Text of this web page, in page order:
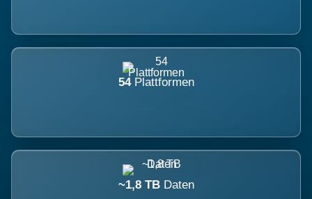
54 Plattformen
~1,8 TB Daten